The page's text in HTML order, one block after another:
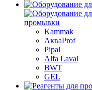
промывки
Kammak
АкваProf
Pipal
Alfa Laval
BWT
GEL